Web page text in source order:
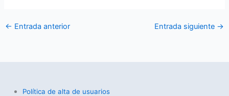
← Entrada anterior Entrada siguiente →
Política de alta de usuarios